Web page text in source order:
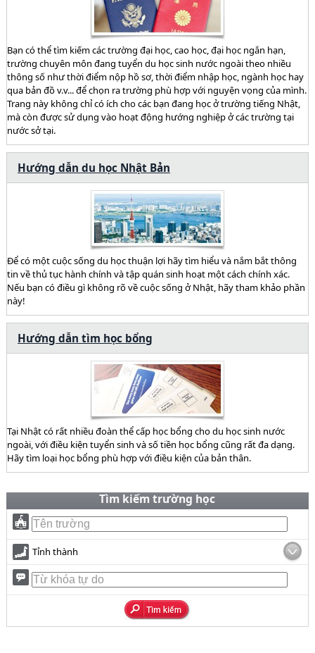
Bạn có thể tìm kiếm các trường đại học, cao học, đại học ngắn hạn,
trường chuyên môn đang tuyển du học sinh nước ngoài theo nhiều
thông số như thời điểm nộp hồ sơ, thời điểm nhập học, ngành học hay
qua bản đồ v.v... để chọn ra trường phù hợp với nguyện vọng của mình.
Trang này không chỉ có ích cho các bạn đang học ở trường tiếng Nhật,
mà còn được sử dụng vào hoạt động hướng nghiệp ở các trường tại
nước sở tại.
Hướng dẫn du học Nhật Bản
Để có một cuộc sống du học thuận lợi hãy tìm hiểu và nắm bắt thông
tin về thủ tục hành chính và tập quán sinh hoạt một cách chính xác.
Nếu bạn có điều gì không rõ về cuộc sống ở Nhật, hãy tham khảo phần
này!
Hướng dẫn tìm học bổng
Tại Nhật có rất nhiều đoàn thể cấp học bổng cho du học sinh nước
ngoài, với điều kiện tuyển sinh và số tiền học bổng cũng rất đa dạng.
Hãy tìm loại học bổng phù hợp với điều kiện của bản thân.
Tìm kiếm trường học
Tỉnh thành